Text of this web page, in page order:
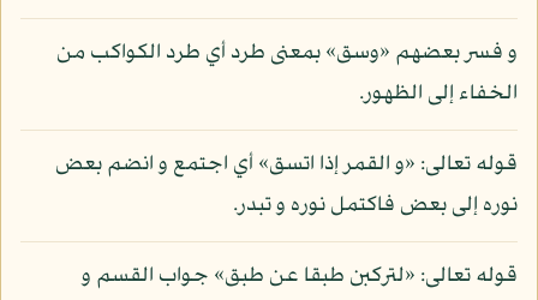
و فسر بعضهم «وسق» بمعنى طرد أي طرد الكواكب من
الخفاء إلى الظهور.
قوله تعالى: «و القمر إذا اتسق» أي اجتمع و انضم بعض
نوره إلى بعض فاكتمل نوره و تبدر.
قوله تعالى: «لتركبن طبقا عن طبق» جواب القسم و